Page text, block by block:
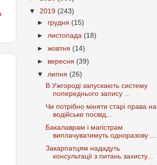
▼ 2019 (243)
► грудня (15)
► листопада (18)
►жовтня (14)
► вересня (39)
▼липня (26)
В Ужгороді запускають систему
попереднього запису ...
Чи потрібно міняти старі права на
водійське посвід...
Бакалаврам і магістрам
виплачуватимуть одноразову ...
Закарпатцям нададуть
консультації з питань захисту...